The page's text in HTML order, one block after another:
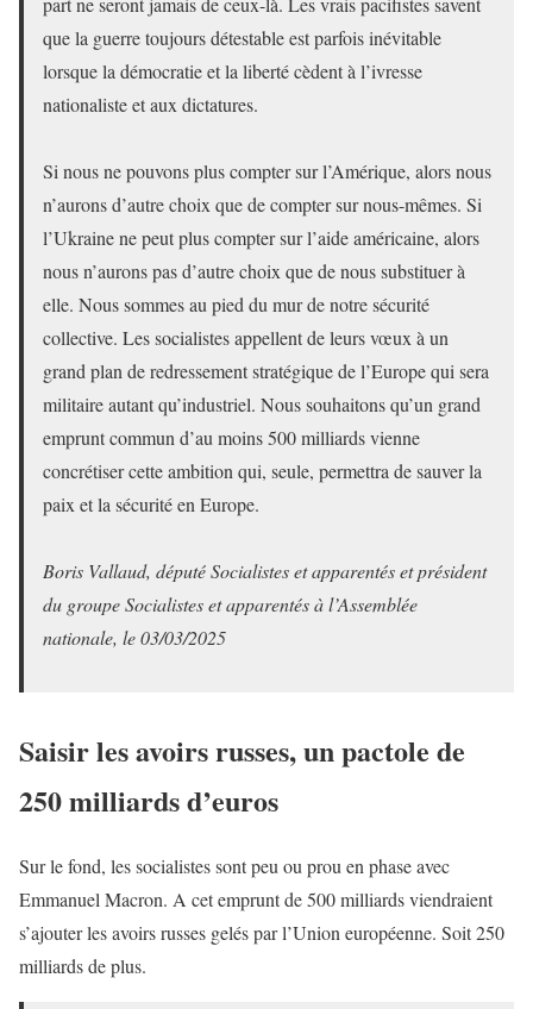
que la guerre toujours détestable est parfois inévitable
lorsque la démocratie et la liberté cèdent à l’ivresse
nationaliste et aux dictatures.
Si nous ne pouvons plus compter sur l’Amérique, alors nous
n’aurons d’autre choix que de compter sur nous-mêmes. Si
l’Ukraine ne peut plus compter sur l’aide américaine, alors
nous n’aurons pas d’autre choix que de nous substituer à
elle. Nous sommes au pied du mur de notre sécurité
collective. Les socialistes appellent de leurs vœux à un
grand plan de redressement stratégique de l’Europe qui sera
militaire autant qu’industriel. Nous souhaitons qu’un grand
emprunt commun d’au moins 500 milliards vienne
concrétiser cette ambition qui, seule, permettra de sauver la
paix et la sécurité en Europe.
Boris Vallaud, député Socialistes et apparentés et président
du groupe Socialistes et apparentés à l’Assemblée
nationale, le 03/03/2025
Saisir les avoirs russes, un pactole de
250 milliards d’euros
Sur le fond, les socialistes sont peu ou prou en phase avec
Emmanuel Macron. A cet emprunt de 500 milliards viendraient
s’ajouter les avoirs russes gelés par l’Union européenne. Soit 250
milliards de plus.